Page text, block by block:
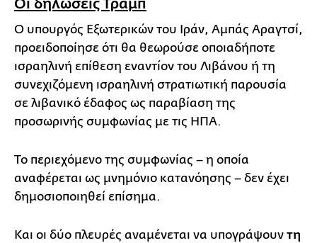
Ο υπουργός Εξωτερικών του Ιράν, Αμπάς Αραγτσί,
προειδοποίησε ότι θα θεωρούσε οποιαδήποτε
ισραηλινή επίθεση εναντίον του Λιβάνου ή τη
συνεχιζόμενη ισραηλινή στρατιωτική παρουσία
σε λιβανικό έδαφος ως παραβίαση της
προσωρινής συμφωνίας με τις ΗΠΑ.
Το περιεχόμενο της συμφωνίας – η οποία
αναφέρεται ως μνημόνιο κατανόησης – δεν έχει
δημοσιοποιηθεί επίσημα.
Και οι δύο πλευρές αναμένεται να υπογράψουν τη